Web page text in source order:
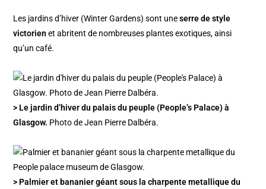
Les jardins d’hiver (Winter Gardens) sont uneserre de style
victorien et abritent de nombreuses plantes exotiques, ainsi
qu’un café.
> Le jardin d’hiver du palais du peuple (People’s Palace) à
Glasgow. Photo de Jean Pierre Dalbéra.
> Palmier et bananier géant sous la charpente metallique du